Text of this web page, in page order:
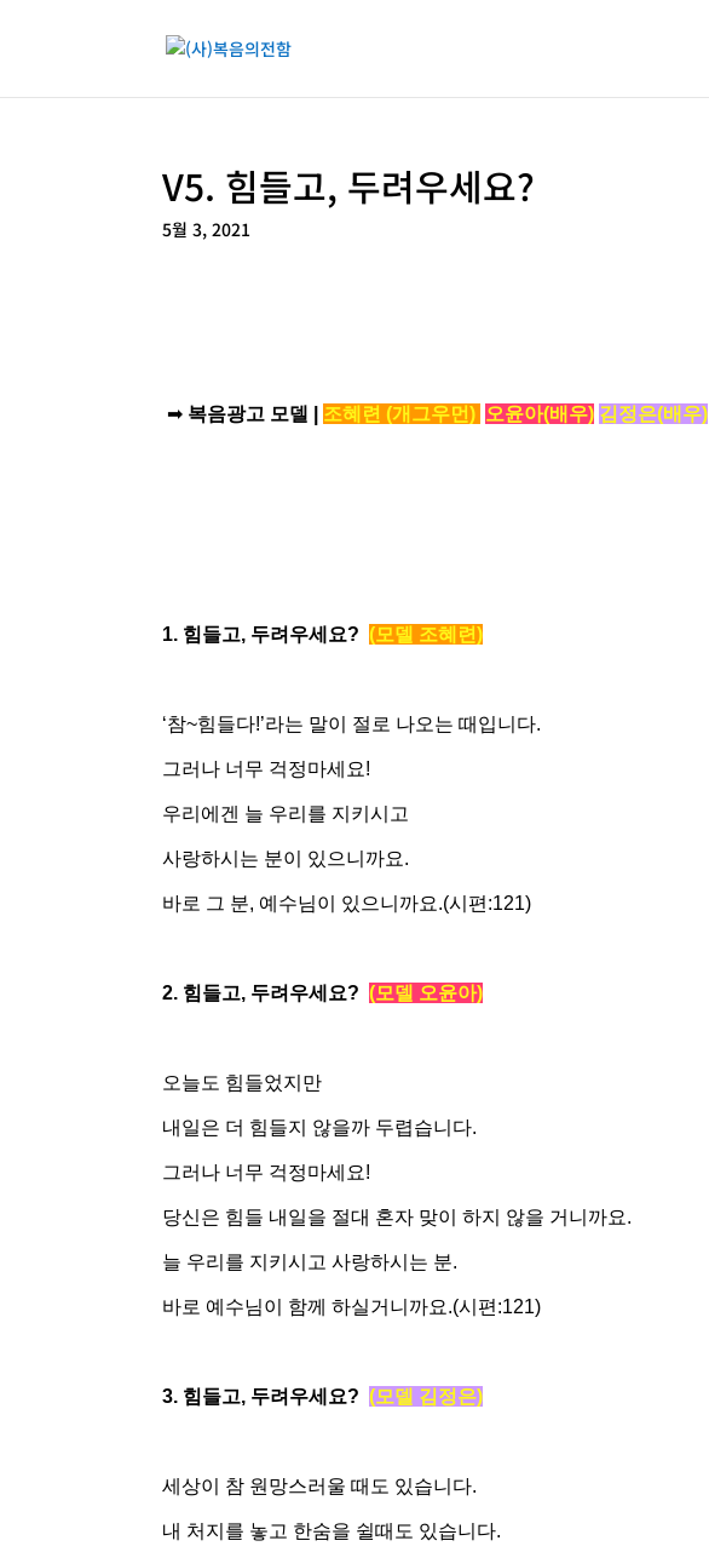
V5. 힘들고, 두려우세요?
5월 3, 2021
➡ 복음광고 모델 | 조혜련 (개그우먼) 오윤아(배우) 김정은(배우)
1. 힘들고, 두려우세요? (모델 조혜련)
‘참~힘들다!’라는 말이 절로 나오는 때입니다.
그러나 너무 걱정마세요!
우리에겐 늘 우리를 지키시고
사랑하시는 분이 있으니까요.
바로 그 분, 예수님이 있으니까요.(시편:121)
2. 힘들고, 두려우세요?(모델 오윤아)
오늘도 힘들었지만
내일은 더 힘들지 않을까 두렵습니다.
그러나 너무 걱정마세요!
당신은 힘들 내일을 절대 혼자 맞이 하지 않을 거니까요.
늘 우리를 지키시고 사랑하시는 분.
바로 예수님이 함께 하실거니까요.(시편:121)
3. 힘들고, 두려우세요? (모델 김정은)
세상이 참 원망스러울 때도 있습니다.
내 처지를 놓고 한숨을 쉴때도 있습니다.